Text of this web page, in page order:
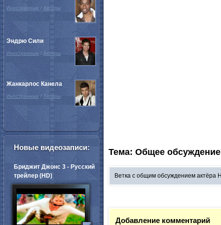
Тема: Общее обсуждение
Ветка с общим обсуждением актёра
Добавление комментарий
Иностранные / Актёры
Эндрю Сили
Иностранные / Актёры
Жанкарлос Канела
Иностранные / Актёры
Новые видеозаписи:
Бриджит Джонс 3 - Русский
трейлер (HD)